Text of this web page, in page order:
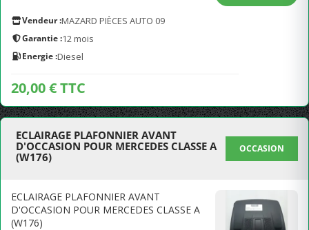
Vendeur :MAZARD PIÈCES AUTO 09
Garantie :12 mois
Energie :Diesel
20,00 € TTC
ECLAIRAGE PLAFONNIER AVANT
D'OCCASION POUR MERCEDES CLASSE A
(W176)
OCCASION
ECLAIRAGE PLAFONNIER AVANT
D'OCCASION POUR MERCEDES CLASSE A
(W176)